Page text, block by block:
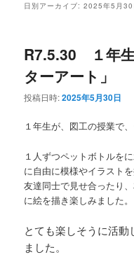
日別アーカイブ:2025年5月30
R7.5.30 １年
ターアート」
投稿日時:2025年5月30日
１年生が、図工の授業で
１人ずつペットボトルを
に自由に模様やイラスト
友達同士で見せ合ったり
に絵を描き楽しみました。
とても楽しそうに活
ました。